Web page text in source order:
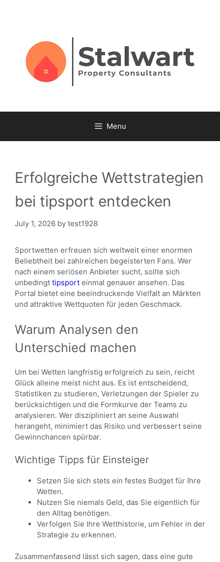
Menu
Erfolgreiche Wettstrategien
bei tipsport entdecken
July 1, 2026 by test1928
Sportwetten erfreuen sich weltweit einer enormen
Beliebtheit bei zahlreichen begeisterten Fans. Wer
nach einem seriösen Anbieter sucht, sollte sich
unbedingt tipsport einmal genauer ansehen. Das
Portal bietet eine beeindruckende Vielfalt an Märkten
und attraktive Wettquoten für jeden Geschmack.
Warum Analysen den
Unterschied machen
Um bei Wetten langfristig erfolgreich zu sein, reicht
Glück alleine meist nicht aus. Es ist entscheidend,
Statistiken zu studieren, Verletzungen der Spieler zu
berücksichtigen und die Formkurve der Teams zu
analysieren. Wer diszipliniert an seine Auswahl
herangeht, minimiert das Risiko und verbessert seine
Gewinnchancen spürbar.
Wichtige Tipps für Einsteiger
Setzen Sie sich stets ein festes Budget für Ihre
Wetten.
Nutzen Sie niemals Geld, das Sie eigentlich für
den Alltag benötigen.
Verfolgen Sie Ihre Wetthistorie, um Fehler in der
Strategie zu erkennen.
Zusammenfassend lässt sich sagen, dass eine gute